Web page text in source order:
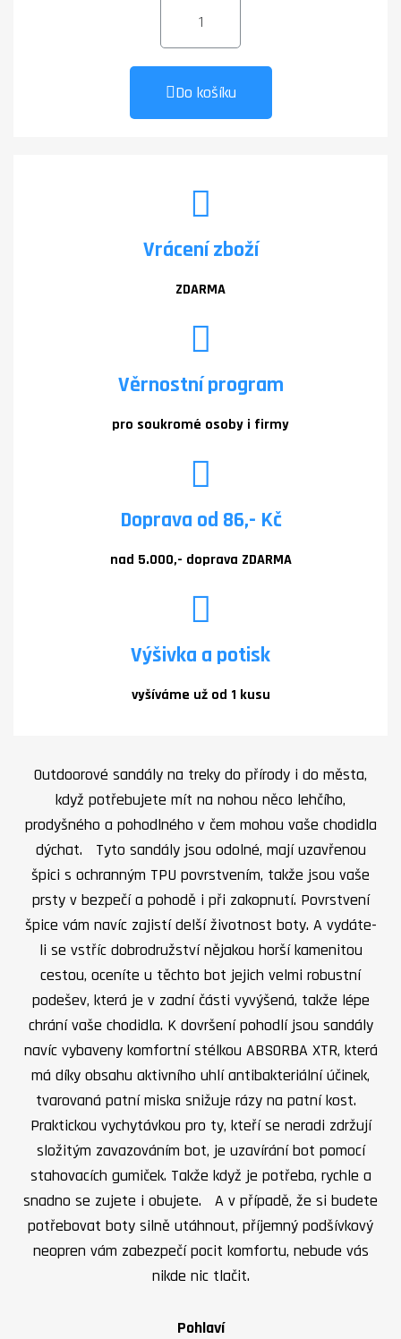
Do košíku
Vrácení zboží
ZDARMA
Věrnostní program
pro soukromé osoby i firmy
Doprava od 86,- Kč
nad 5.000,- doprava ZDARMA
Výšivka a potisk
vyšíváme už od 1 kusu
Outdoorové sandály na treky do přírody i do města,
když potřebujete mít na nohou něco lehčího,
prodyšného a pohodlného v čem mohou vaše chodidla
dýchat. Tyto sandály jsou odolné, mají uzavřenou
špici s ochranným TPU povrstvením, takže jsou vaše
prsty v bezpečí a pohodě i při zakopnutí. Povrstvení
špice vám navíc zajistí delší životnost boty. A vydáte-
li se vstříc dobrodružství nějakou horší kamenitou
cestou, oceníte u těchto bot jejich velmi robustní
podešev, která je v zadní části vyvýšená, takže lépe
chrání vaše chodidla. K dovršení pohodlí jsou sandály
navíc vybaveny komfortní stélkou ABSORBA XTR, která
má díky obsahu aktivního uhlí antibakteriální účinek,
tvarovaná patní miska snižuje rázy na patní kost.
Praktickou vychytávkou pro ty, kteří se neradi zdržují
složitým zavazováním bot, je uzavírání bot pomocí
stahovacích gumiček. Takže když je potřeba, rychle a
snadno se zujete i obujete. A v případě, že si budete
potřebovat boty silně utáhnout, příjemný podšívkový
neopren vám zabezpečí pocit komfortu, nebude vás
nikde nic tlačit.
Pohlaví